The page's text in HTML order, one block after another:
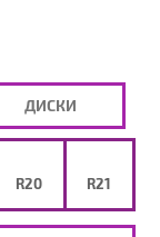
R20 R21
ДИСКИ